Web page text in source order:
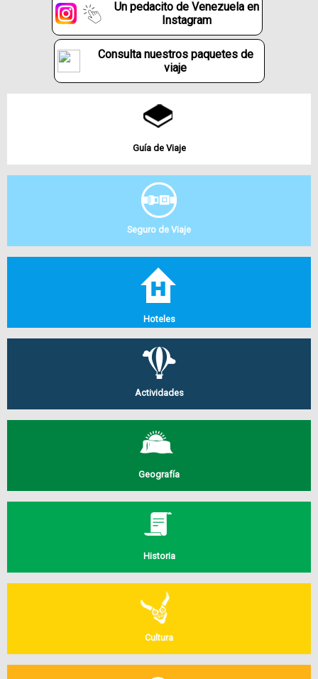
Un pedacito de Venezuela en
Instagram
Consulta nuestros paquetes de
viaje
Guía de Viaje
Seguro de Viaje
Hoteles
Actividades
Geografía
Historia
Cultura